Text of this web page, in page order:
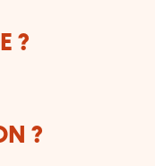
?
?